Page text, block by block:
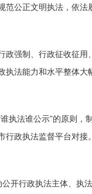
公正文明执法，依法
政强制、行政征收征
法能力和水平整体
执法谁公示”的原则
政执法监督平台对接
公开行政执法主体、